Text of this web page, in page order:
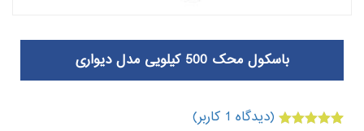
باسکول محک 500 کیلویی مدل دیواری
(دیدگاه 1 کاربر)